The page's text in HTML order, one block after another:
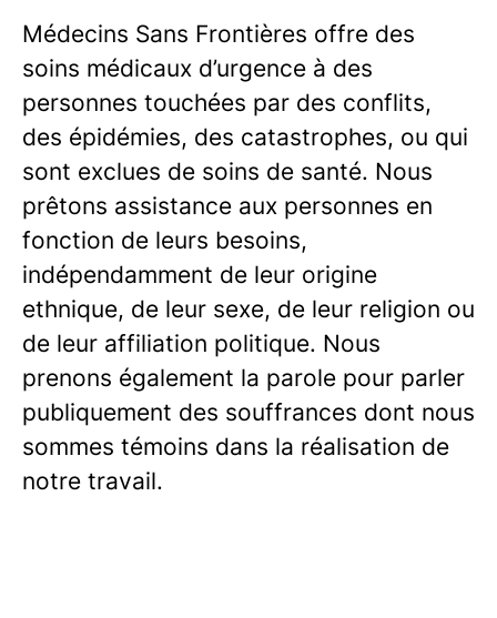
Médecins Sans Frontières offre des
soins médicaux d’urgence à des
personnes touchées par des conflits,
des épidémies, des catastrophes, ou qui
sont exclues de soins de santé. Nous
prêtons assistance aux personnes en
fonction de leurs besoins,
indépendamment de leur origine
ethnique, de leur sexe, de leur religion ou
de leur affiliation politique. Nous
prenons également la parole pour parler
publiquement des souffrances dont nous
sommes témoins dans la réalisation de
notre travail.